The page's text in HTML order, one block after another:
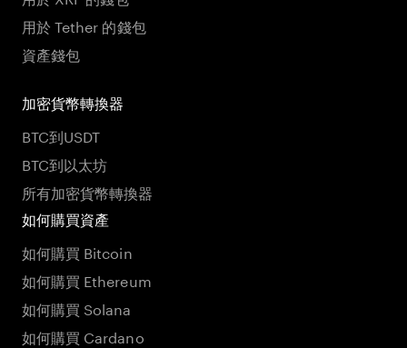
用於 Tether 的錢包
資產錢包
加密貨幣轉換器
BTC到USDT
BTC到以太坊
所有加密貨幣轉換器
如何購買資產
如何購買 Bitcoin
如何購買 Ethereum
如何購買 Solana
如何購買 Cardano